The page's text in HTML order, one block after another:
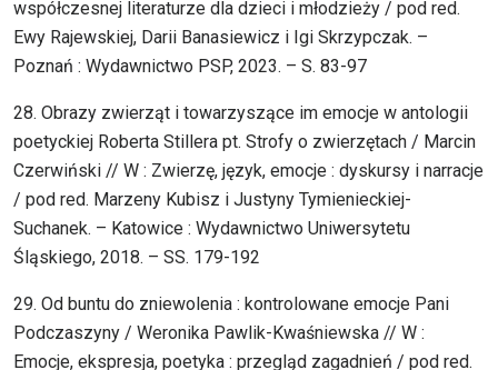
współczesnej literaturze dla dzieci i młodzieży / pod red.
Ewy Rajewskiej, Darii Banasiewicz i Igi Skrzypczak. –
Poznań : Wydawnictwo PSP, 2023. – S. 83-97
28. Obrazy zwierząt i towarzyszące im emocje w antologii
poetyckiej Roberta Stillera pt. Strofy o zwierzętach / Marcin
Czerwiński // W : Zwierzę, język, emocje : dyskursy i narracje
/ pod red. Marzeny Kubisz i Justyny Tymienieckiej-
Suchanek. – Katowice : Wydawnictwo Uniwersytetu
Śląskiego, 2018. – SS. 179-192
29. Od buntu do zniewolenia : kontrolowane emocje Pani
Podczaszyny / Weronika Pawlik-Kwaśniewska // W :
Emocje, ekspresja, poetyka : przegląd zagadnień / pod red.